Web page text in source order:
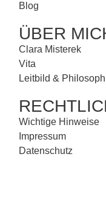
Blog
ÜBER
Clara Misterek
Vita
Leitbild &
Wichtige Hinweise
Impressum
Datenschutz